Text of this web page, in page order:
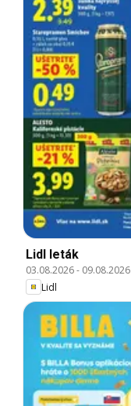
Lidl leták
03.08.2026- 09.08.2026
Lidl